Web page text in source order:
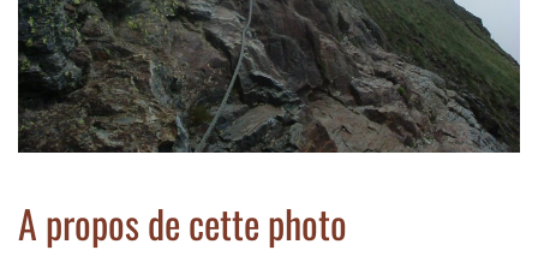
A propos de cette photo